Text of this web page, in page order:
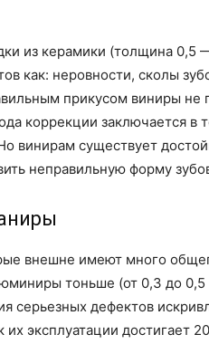
из керамики (толщина
как: неровности, сколы
прикусом виниры не
коррекции заключается в
винирам существует
неправильную форму
внешне имеют много
тоньше (от 0,3 до
серьезных дефектов
эксплуатации достигает